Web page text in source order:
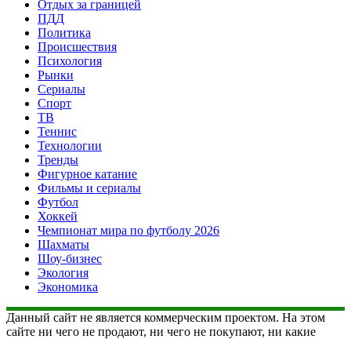
Отдых за границей
ПДД
Политика
Происшествия
Психология
Рынки
Сериалы
Спорт
ТВ
Теннис
Технологии
Тренды
Фигурное катание
Фильмы и сериалы
Футбол
Хоккей
Чемпионат мира по футболу 2026
Шахматы
Шоу-бизнес
Экология
Экономика
Данный сайт не является коммерческим проектом. На этом
сайте ни чего не продают, ни чего не покупают, ни какие